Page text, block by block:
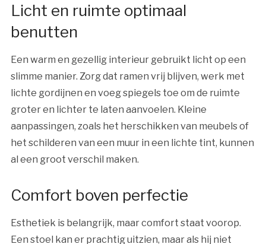
Licht en ruimte optimaal
benutten
Een warm en gezellig interieur gebruikt licht op een
slimme manier. Zorg dat ramen vrij blijven, werk met
lichte gordijnen en voeg spiegels toe om de ruimte
groter en lichter te laten aanvoelen. Kleine
aanpassingen, zoals het herschikken van meubels of
het schilderen van een muur in een lichte tint, kunnen
al een groot verschil maken.
Comfort boven perfectie
Esthetiek is belangrijk, maar comfort staat voorop.
Een stoel kan er prachtig uitzien, maar als hij niet